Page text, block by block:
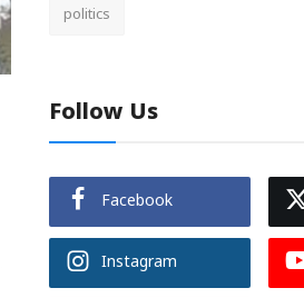
politics
Follow Us
Facebook
Instagram